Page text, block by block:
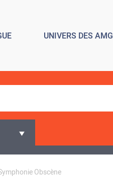
UNIVERS DES AMG
Obscène